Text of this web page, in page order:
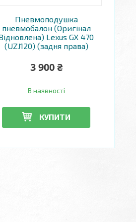
Пневмоподушка
пневмобалон (Оригінал
Lexus GX 470
(UZJ120) (задня права)
3 900 ₴
В наявності
КУПИТИ